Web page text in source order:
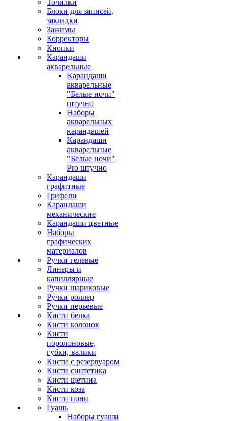
Точилки
Блоки для записей,
закладки
Зажимы
Корректоры
Кнопки
Карандаши
акварельные
Карандаши
акварельные
"Белые ночи"
штучно
Наборы
акварельных
карандашей
Карандаши
акварельные
"Белые ночи"
Pro штучно
Карандаши
графитные
Грифели
Карандаши
механические
Карандаши цветные
Наборы
графических
материалов
Ручки гелевые
Линеры и
капиллярные
Ручки шариковые
Ручки роллер
Ручки перьевые
Кисти белка
Кисти колонок
Кисти
поролоновые,
губки, валики
Кисти с резервуаром
Кисти синтетика
Кисти щетина
Кисти коза
Кисти пони
Гуашь
Наборы гуаши